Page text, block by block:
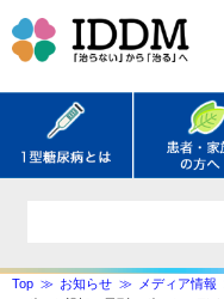
Top お知らせ
メディア情報